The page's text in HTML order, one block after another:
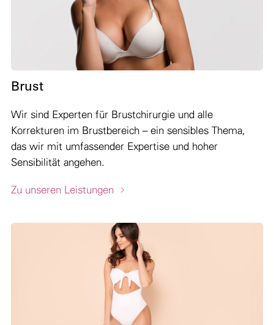
Brust
Wir sind Experten für Brustchirurgie und alle
Korrekturen im Brustbereich – ein sensibles Thema,
das wir mit umfassender Expertise und hoher
Sensibilität angehen.
Zu unseren Leistungen